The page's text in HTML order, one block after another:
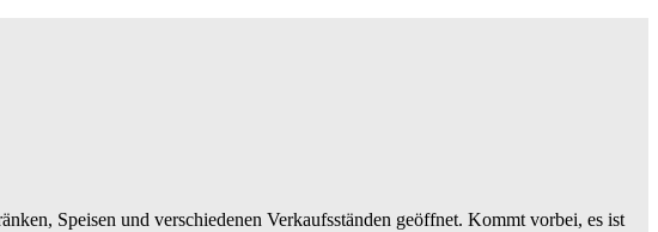
Speisen und verschiedenen Verkaufsständen geöffnet. Kommt vorbei, es ist